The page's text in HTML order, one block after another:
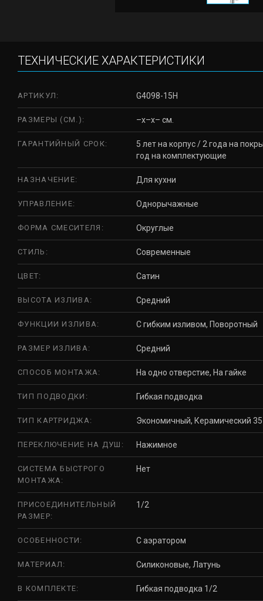
ТЕХНИЧЕСКИЕ ХАРАКТЕРИСТИКИ
АРТИКУЛ: G4098-15H
РАЗМЕРЫ (СМ.): –x–x– см.
ГАРАНТИЙНЫЙ СРОК:
5 лет на корпус / 2 года на
год на комплектующие
НАЗНАЧЕНИЕ: Для кухни
УПРАВЛЕНИЕ: Однорычажные
ФОРМА СМЕСИТЕЛЯ: Округлые
СТИЛЬ: Современные
ЦВЕТ: Сатин
ВЫСОТА ИЗЛИВА: Средний
ФУНКЦИИ ИЗЛИВА: С гибким изливом, Поворотный
РАЗМЕР ИЗЛИВА: Средний
СПОСОБ МОНТАЖА: На одно отверстие, На гайке
ТИП ПОДВОДКИ: Гибкая подводка
ТИП КАРТРИДЖА: Экономичный, Керамический
ПЕРЕКЛЮЧЕНИЕ НА ДУШ: Нажимное
СИСТЕМА БЫСТРОГО
МОНТАЖА:
Нет
ПРИСОЕДИНИТЕЛЬНЫЙ
РАЗМЕР:
1/2
ОСОБЕННОСТИ: С аэратором
МАТЕРИАЛ: Силиконовые, Латунь
В КОМПЛЕКТЕ: Гибкая подводка 1/2